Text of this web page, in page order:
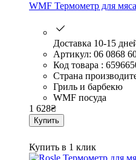
WMF Термометр для
Доставка 10-15
Артикул: 06 0868
Код товара :
Страна
Гриль и барбекю
WMF посуда
1 628₴
Купить
Купить в 1 клик